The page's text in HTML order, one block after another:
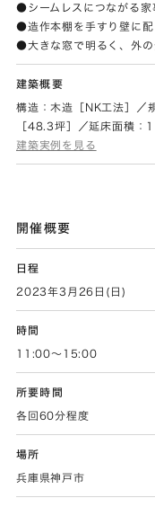
●シームレスにつながる家
●造作本棚を手すり壁に配
●大きな窓で明るく、外
建築概要
構造：木造［NK工法］／
［48.3坪］／延床面積
建築実例を見る
開催概要
日程
2023年3月26日(日)
時間
11:00～15:00
所要時間
各回60分程度
場所
兵庫県神戸市